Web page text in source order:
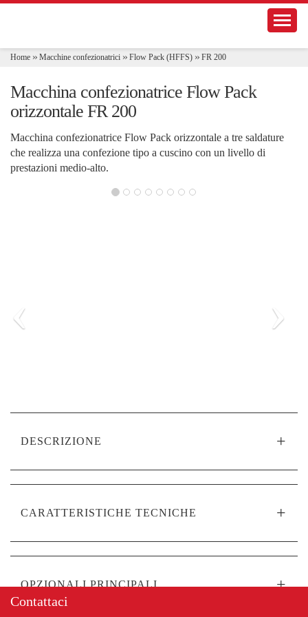
i
Home Macchine confezionatrici Flow Pack (HFFS) FR 200
Macchina confezionatrice Flow Pack
orizzontale FR 200
Macchina confezionatrice Flow Pack orizzontale a tre saldature
che realizza una confezione tipo a cuscino con un livello di
prestazioni medio-alto.
‹ ›
DESCRIZIONE
CARATTERISTICHE TECNICHE
OPZIONALI PRINCIPALI
Contattaci